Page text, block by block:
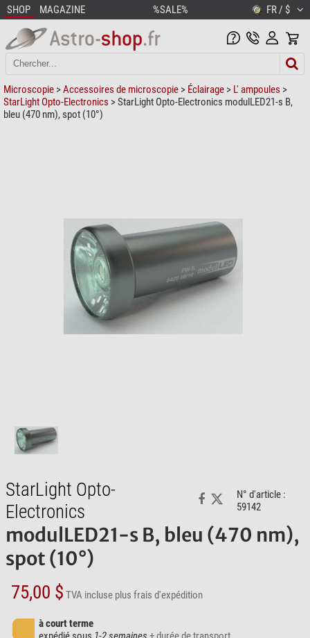
SHOP MAGAZINE %SALE% FR / $
Microscopie >Accessoires de microscopie > Éclairage > L' ampoules >
StarLight Opto-Electronics > StarLight Opto-Electronics modulLED21-s B,
bleu (470 nm), spot (10°)
StarLight Opto-
Electronics
N° d'article :
59142
modulLED21-s B, bleu (470 nm),
spot (10°)
75,00 $ TVA incluse plus frais d'expédition
à court terme